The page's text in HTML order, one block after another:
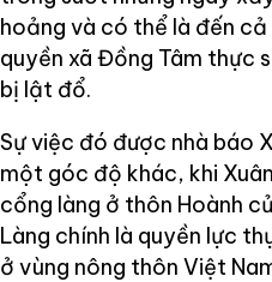
hoảng và có thể là đến cả
quyền xã Đồng Tâm thực
bị lật đổ.
Sự việc đó được nhà báo
một góc độ khác, khi
cổng làng ở thôn Hoành
Làng chính là quyền lực
ở vùng nông thôn Việt